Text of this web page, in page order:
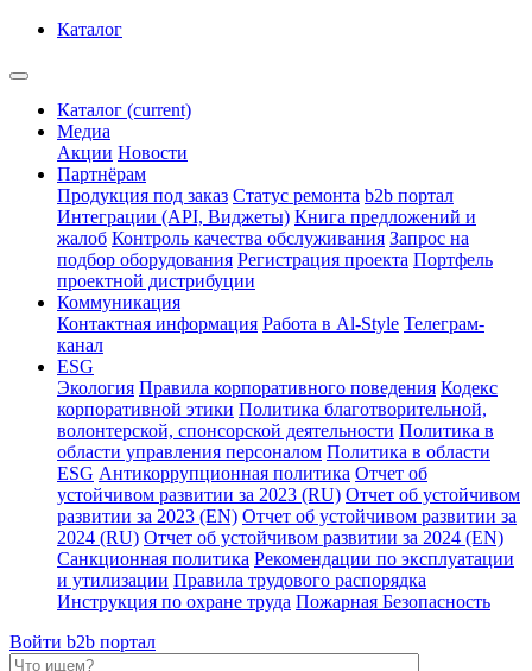
Каталог
Каталог (current)
Медиа
Акции Новости
Партнёрам
Продукция под заказ Статус ремонта b2b портал
Интеграции (API, Виджеты) Книга предложений и
жалоб Контроль качества обслуживания Запрос на
подбор оборудования Регистрация проекта Портфель
проектной дистрибуции
Коммуникация
Контактная информация Работа в Al-Style Телеграм-
канал
ESG
Экология Правила корпоративного поведения Кодекс
корпоративной этики Политика благотворительной,
волонтерской, спонсорской деятельности Политика в
области управления персоналом Политика в области
ESG Антикоррупционная политика Отчет об
устойчивом развитии за 2023 (RU) Отчет об устойчивом
развитии за 2023 (EN) Отчет об устойчивом развитии за
2024 (RU) Отчет об устойчивом развитии за 2024 (EN)
Санкционная политика Рекомендации по эксплуатации
и утилизации Правила трудового распорядка
Инструкция по охране труда Пожарная Безопасность
Войти b2b портал